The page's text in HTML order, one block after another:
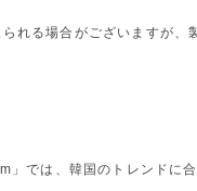
れる場合がございますが、
」では、韓国のトレンドに